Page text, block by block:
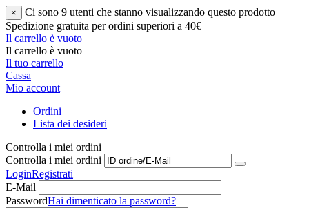
×
Ci sono 9 utenti che stanno visualizzando questo prodotto
Spedizione gratuita per ordini superiori a 40€
Il carrello è vuoto
Il carrello è vuoto
Il tuo carrello
Cassa
Mio account
Ordini
Lista dei desideri
Controlla i miei ordini
Controlla i miei ordini
LoginRegistrati
E-Mail
PasswordHai dimenticato la password?